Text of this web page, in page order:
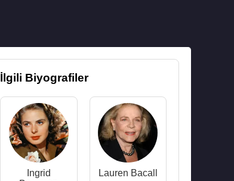
İlgili Biyografiler
Ingrid
Lauren Bacall